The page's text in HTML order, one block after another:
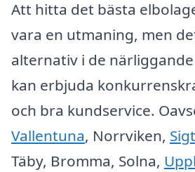
Att hitta det bästa
vara en utmaning, men
alternativ i de
kan erbjuda
och bra kundservice.
Vallentuna, Norrviken,
Täby, Bromma, Solna,